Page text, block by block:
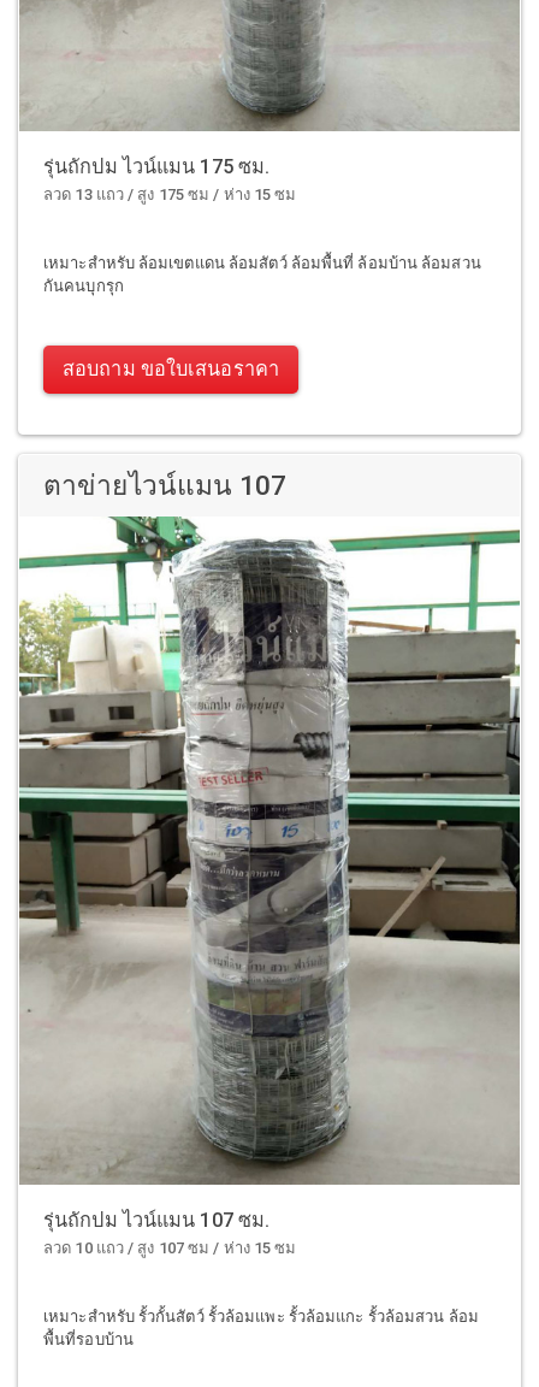
รุ่นถักปม ไวน์แมน 175 ซม.
ลวด 13 แถว / สูง 175 ซม / ห่าง 15 ซม
เหมาะสำหรับ ล้อมเขตแดน ล้อมสัตว์ ล้อมพื้นที่ ล้อมบ้าน ล้อมสวน
กันคนบุกรุก
สอบถาม ขอใบเสนอราคา
ตาข่ายไวน์แมน 107
รุ่นถักปม ไวน์แมน 107 ซม.
ลวด 10 แถว / สูง 107 ซม / ห่าง 15 ซม
เหมาะสำหรับ รั้วกั้นสัตว์ รั้วล้อมแพะ รั้วล้อมแกะ รั้วล้อมสวน ล้อม
พื้นที่รอบบ้าน